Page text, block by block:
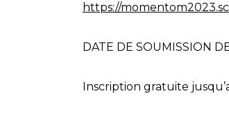
https://
DATE DE SOUMISSION
Inscription gratuite